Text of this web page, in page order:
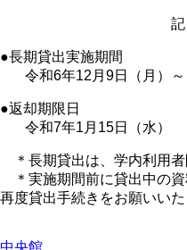
記
●長期貸出実施期間
令和6年12月9日（月）～
●返却期限日
令和7年1月15日（水）
＊長期貸出は、学内利用者
＊実施期間前に貸出中の資
再度貸出手続きをお願いいた
中央館